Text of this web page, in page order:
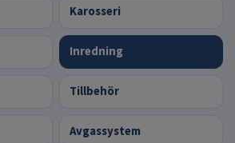
Karosseri
Inredning
Tillbehör
Avgassystem